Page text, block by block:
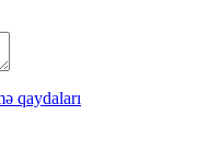
qaydaları